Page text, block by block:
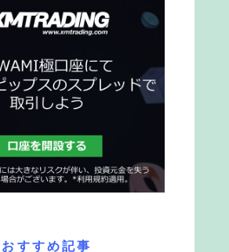
おすすめ記事